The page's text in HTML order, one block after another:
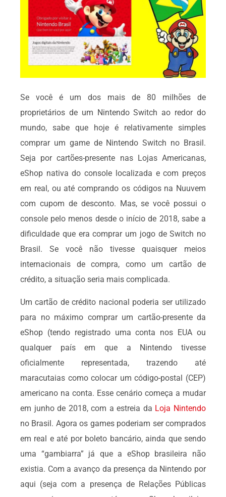
Se você é um dos mais de 80 milhões de
proprietários de um Nintendo Switch ao redor do
mundo, sabe que hoje é relativamente simples
comprar um game de Nintendo Switch no Brasil.
Seja por cartões-presente nas Lojas Americanas,
eShop nativa do console localizada e com preços
em real, ou até comprando os códigos na Nuuvem
com cupom de desconto. Mas, se você possui o
console pelo menos desde o início de 2018, sabe a
dificuldade que era comprar um jogo de Switch no
Brasil. Se você não tivesse quaisquer meios
internacionais de compra, como um cartão de
crédito, a situação seria mais complicada.
Um cartão de crédito nacional poderia ser utilizado
para no máximo comprar um cartão-presente da
eShop (tendo registrado uma conta nos EUA ou
qualquer país em que a Nintendo tivesse
oficialmente representada, trazendo até
maracutaias como colocar um código-postal (CEP)
americano na conta. Esse cenário começa a mudar
em junho de 2018, com a estreia da Loja Nintendo
no Brasil. Agora os games poderiam ser comprados
em real e até por boleto bancário, ainda que sendo
uma “gambiarra” já que a eShop brasileira não
existia. Com a avanço da presença da Nintendo por
aqui (seja com a presença de Relações Públicas